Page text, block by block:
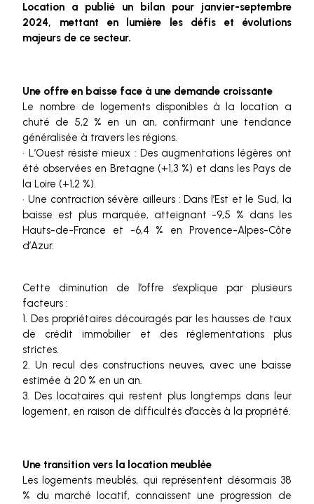
Location a publié un bilan pour janvier-septembre
2024, mettant en lumière les défis et évolutions
majeurs de ce secteur.
Une offre en baisse face à une demande croissante
Le nombre de logements disponibles à la location a
chuté de 5,2 % en un an, confirmant une tendance
généralisée à travers les régions.
• L’Ouest résiste mieux : Des augmentations légères ont
été observées en Bretagne (+1,3 %) et dans les Pays de
la Loire (+1,2 %).
• Une contraction sévère ailleurs : Dans l’Est et le Sud, la
baisse est plus marquée, atteignant -9,5 % dans les
Hauts-de-France et -6,4 % en Provence-Alpes-Côte
d’Azur.
Cette diminution de l’offre s’explique par plusieurs
facteurs :
1. Des propriétaires découragés par les hausses de taux
de crédit immobilier et des réglementations plus
strictes.
2. Un recul des constructions neuves, avec une baisse
estimée à 20 % en un an.
3. Des locataires qui restent plus longtemps dans leur
logement, en raison de difficultés d’accès à la propriété.
Une transition vers la location meublée
Les logements meublés, qui représentent désormais 38
% du marché locatif, connaissent une progression de